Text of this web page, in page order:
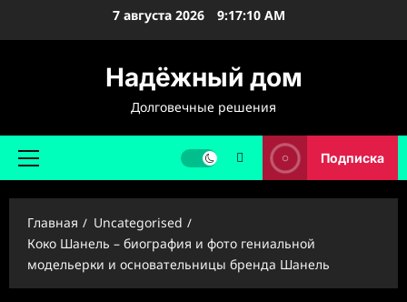
7 августа 2026 9:17:11 AM
Надёжный дом
Долговечные решения
Основное
Подписка
Главная
Uncategorised
Коко Шанель – биография и фото гениальной
модельерки и основательницы бренда Шанель